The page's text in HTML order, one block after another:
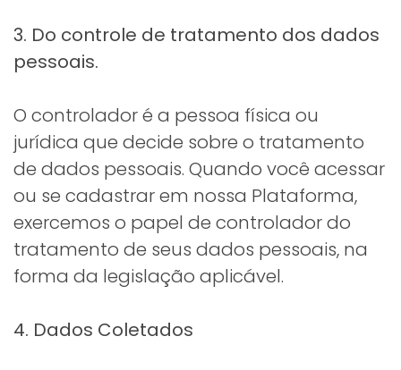
3. Do controle de tratamento dos dados
pessoais.
O controlador é a pessoa física ou
jurídica que decide sobre o tratamento
de dados pessoais. Quando você acessar
ou se cadastrar em nossa Plataforma,
exercemos o papel de controlador do
tratamento de seus dados pessoais, na
forma da legislação aplicável.
4. Dados Coletados